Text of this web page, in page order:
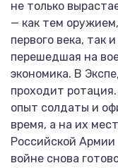
не только
— как тем
первого века, так
перешедшая на
экономика. В
проходит
опыт солдаты и
время, а на их
Российской
войне снова